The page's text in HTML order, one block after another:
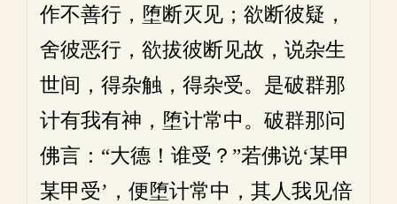
作不善行，堕断灭见；欲断彼疑，
舍彼恶行，欲拔彼断见故，说杂生
世间，得杂触，得杂受。是破群那
计有我有神，堕计常中。破群那问
佛言：“大德！谁受？”若佛说‘某甲
某甲受’，便堕计常中，其人我见倍